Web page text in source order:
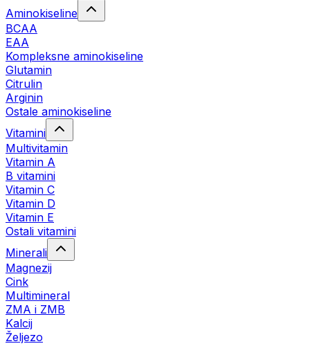
Aminokiseline
BCAA
EAA
Kompleksne aminokiseline
Glutamin
Citrulin
Arginin
Ostale aminokiseline
Vitamini
Multivitamin
Vitamin A
B vitamini
Vitamin C
Vitamin D
Vitamin E
Ostali vitamini
Minerali
Magnezij
Cink
Multimineral
ZMA i ZMB
Kalcij
Željezo